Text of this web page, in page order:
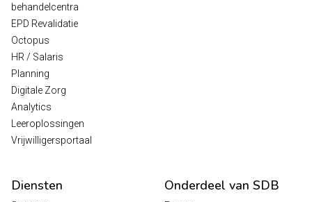
behandelcentra
EPD Revalidatie
Octopus
HR / Salaris
Planning
Digitale Zorg
Analytics
Leeroplossingen
Vrijwilligersportaal
Diensten Onderdeel van SDB